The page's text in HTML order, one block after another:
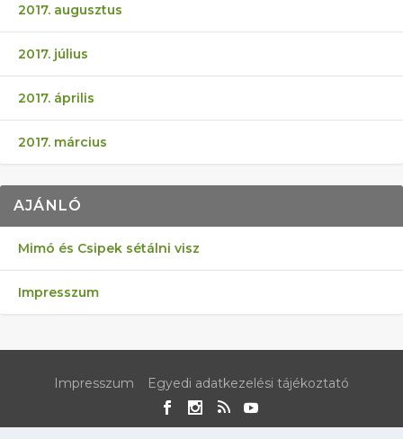
2017. augusztus
2017. július
2017. április
2017. március
AJÁNLÓ
Mimó és Csipek sétálni visz
Impresszum
Impresszum Egyedi adatkezelési tájékoztató